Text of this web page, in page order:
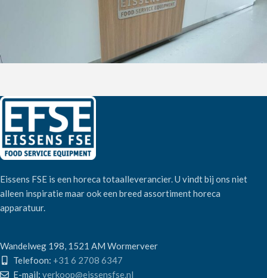
Eissens FSE is een horeca totaalleverancier. U vindt bij ons niet
alleen inspiratie maar ook een breed assortiment horeca
apparatuur.
Wandelweg 198, 1521 AM Wormerveer
Telefoon: +31 6 2708 6347
E-mail: verkoop@eissensfse.nl